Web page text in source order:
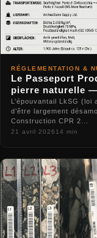
RÉGLEMENTATION &
Le Passeport
pierre naturelle
L’épouvantail LkSG
d’être largement
Construction CPR 2...
21 avril 2026 14 min